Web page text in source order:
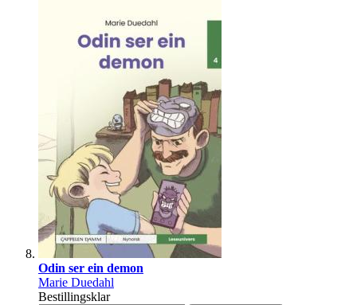
Odin ser ein demon
Marie Duedahl
Bestillingsklar